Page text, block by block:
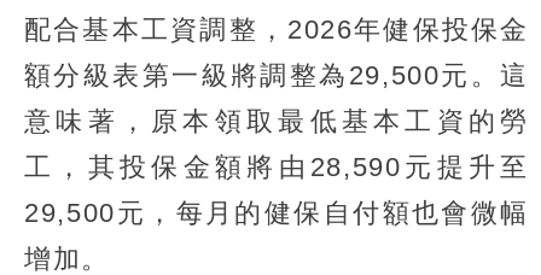
配合基本工資調整，2026年健保投保金
額分級表第一級將調整為29,500元。這
意味著，原本領取最低基本工資的勞
工，其投保金額將由28,590元提升至
29,500元，每月的健保自付額也會微幅
增加。